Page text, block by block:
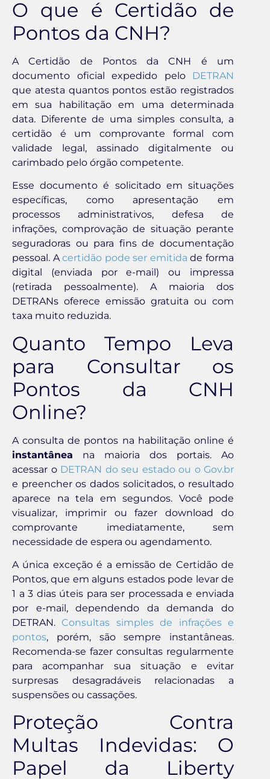
O que é Certidão de
Pontos da CNH?
A Certidão de Pontos da CNH é um
documento oficial expedido pelo DETRAN
que atesta quantos pontos estão registrados
em sua habilitação em uma determinada
data. Diferente de uma simples consulta, a
certidão é um comprovante formal com
validade legal, assinado digitalmente ou
carimbado pelo órgão competente.
Esse documento é solicitado em situações
específicas, como apresentação em
processos administrativos, defesa de
infrações, comprovação de situação perante
seguradoras ou para fins de documentação
pessoal. Acertidão pode ser emitida de forma
digital (enviada por e-mail) ou impressa
(retirada pessoalmente). A maioria dos
DETRANs oferece emissão gratuita ou com
taxa muito reduzida.
Quanto Tempo Leva
para Consultar os
Pontos da CNH
Online?
A consulta de pontos na habilitação online é
instantânea na maioria dos portais. Ao
acessar o DETRAN do seu estado ou o Gov.br
e preencher os dados solicitados, o resultado
aparece na tela em segundos. Você pode
visualizar, imprimir ou fazer download do
comprovante imediatamente, sem
necessidade de espera ou agendamento.
A única exceção é a emissão de Certidão de
Pontos, que em alguns estados pode levar de
1 a 3 dias úteis para ser processada e enviada
por e-mail, dependendo da demanda do
DETRAN.Consultas simples de infrações e
pontos, porém, são sempre instantâneas.
Recomenda-se fazer consultas regularmente
para acompanhar sua situação e evitar
surpresas desagradáveis relacionadas a
suspensões ou cassações.
Proteção Contra
Multas Indevidas: O
Papel da Liberty